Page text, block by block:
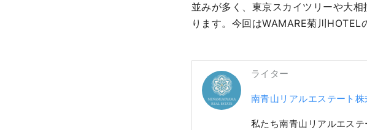
並みが多く、東京スカイツリーや大
ります。今回はWAMARE菊川HOTEL
ライター
南青山リアルエステート株
私たち南青山リアルエス